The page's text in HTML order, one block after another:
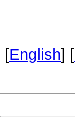
[English] [